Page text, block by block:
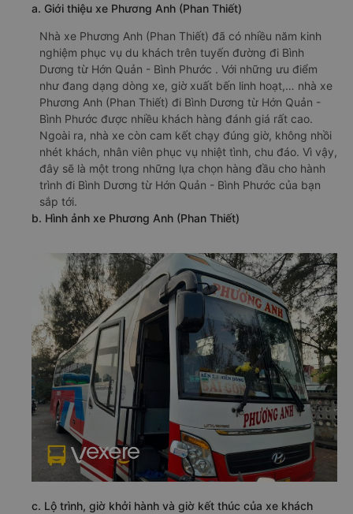
a. Giới thiệu xe Phương Anh (Phan Thiết)
Nhà xe Phương Anh (Phan Thiết) đã có nhiều năm kinh
nghiệm phục vụ du khách trên tuyến đường đi Bình
Dương từ Hớn Quản - Bình Phước . Với những ưu điểm
như đang dạng dòng xe, giờ xuất bến linh hoạt,… nhà xe
Phương Anh (Phan Thiết) đi Bình Dương từ Hớn Quản -
Bình Phước được nhiều khách hàng đánh giá rất cao.
Ngoài ra, nhà xe còn cam kết chạy đúng giờ, không nhồi
nhét khách, nhân viên phục vụ nhiệt tình, chu đáo. Vì vậy,
đây sẽ là một trong những lựa chọn hàng đầu cho hành
trình đi Bình Dương từ Hớn Quản - Bình Phước của bạn
sắp tới.
b. Hình ảnh xe Phương Anh (Phan Thiết)
c. Lộ trình, giờ khởi hành và giờ kết thúc của xe khách